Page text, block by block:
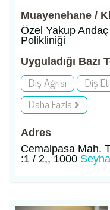
Muayenehane /
Özel Yakup Andaç
Polikliniği
Uyguladığı Bazı
Diş Ağrısı Diş
Daha Fazla
Adres
Cemalpasa Mah.
:1 / 2,, 1000